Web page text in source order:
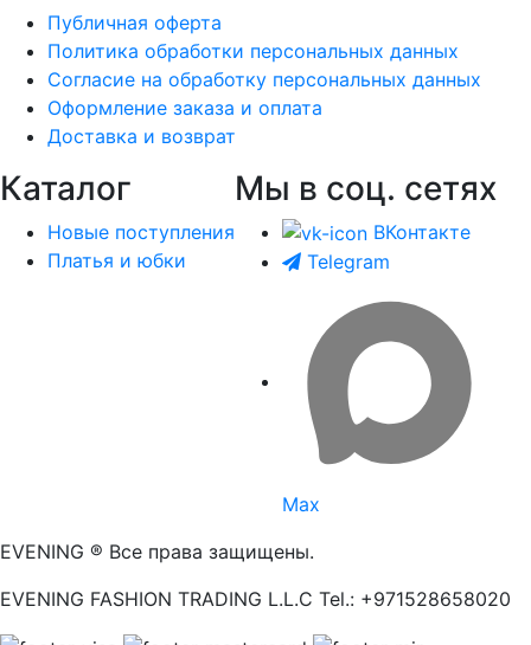
Публичная оферта
Политика обработки персональных данных
Согласие на обработку персональных данных
Оформление заказа и оплата
Доставка и возврат
Каталог
Новые поступления
Платья и юбки
Мы в соц. сетях
ВКонтакте
Telegram
Max
EVENING ® Все права защищены.
EVENING FASHION TRADING L.L.C Tel.: +971528658020